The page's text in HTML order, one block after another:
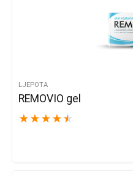
LJEPOTA
REMOVIO gel
★ ★ ★ ★ ★